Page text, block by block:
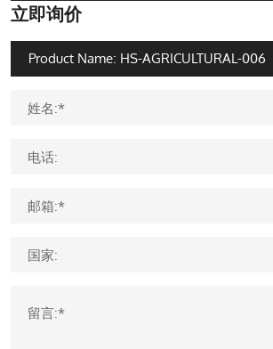
立即询价
姓名:*
电话:
邮箱:*
国家:
留言:*